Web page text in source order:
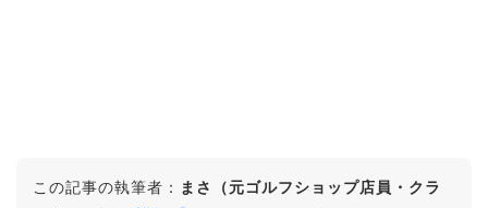
この記事の執筆者：
まさ（元ゴルフショップ店員・クラ